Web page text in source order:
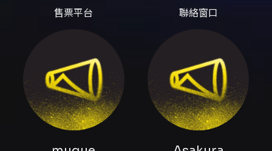
館） - 演出時長：主舞台演出約 90 分鐘；會後
他；Kenichi：吉他；takachi：鼓／製作） 票
價與購票 - 票價：VIP $3,300 / GA $1,700 /
GA 愛心 $850（愛心票需通過 KKTIX 身心障礙
身份認證） - 售票平台：KKTIX 及全台全家便利
商店（FamiPort） - 購票限制：每筆訂單限購 4
張；KKTIX 網站購票需先完成手機與電子郵件驗
售票平台 聯絡窗口